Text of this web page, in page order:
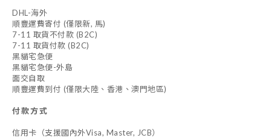
DHL-海外
順豐運費寄付 (僅限新, 馬)
7-11 取貨不付款 (B2C)
7-11 取貨付款 (B2C)
黑貓宅急便
黑貓宅急便-外島
面交自取
順豐運費到付 (僅限大陸、香港、澳門地區)
付款方式
信用卡（支援國內外Visa, Master, JCB）